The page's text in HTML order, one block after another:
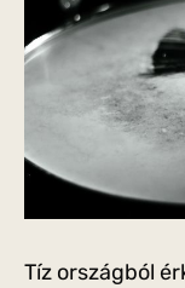
Tíz országból